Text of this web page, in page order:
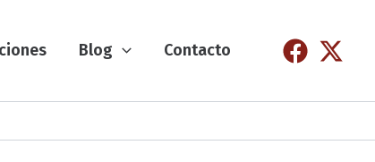
Blog Contacto